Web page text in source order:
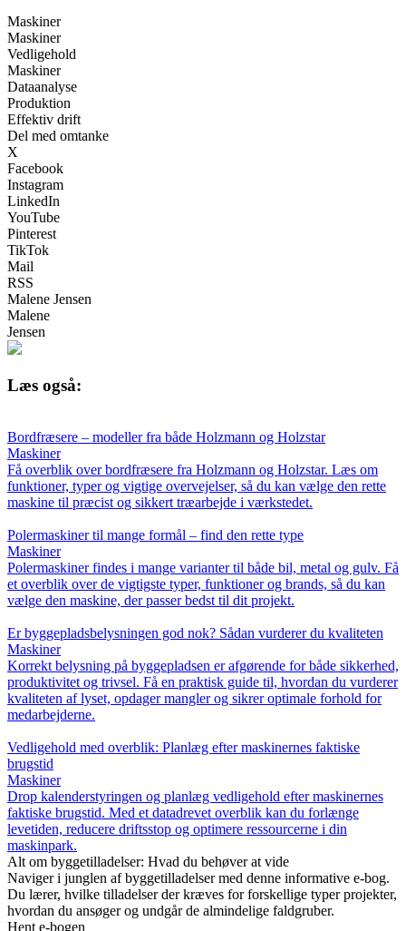
Maskiner
Maskiner
Vedligehold
Maskiner
Dataanalyse
Produktion
Effektiv drift
Del med omtanke
X
Facebook
Instagram
LinkedIn
YouTube
Pinterest
TikTok
Mail
RSS
Malene Jensen
Malene
Jensen
Læs også:
Bordfræsere – modeller fra både Holzmann og Holzstar
Maskiner
Få overblik over bordfræsere fra Holzmann og Holzstar. Læs om
funktioner, typer og vigtige overvejelser, så du kan vælge den rette
maskine til præcist og sikkert træarbejde i værkstedet.
Polermaskiner til mange formål – find den rette type
Maskiner
Polermaskiner findes i mange varianter til både bil, metal og gulv. Få
et overblik over de vigtigste typer, funktioner og brands, så du kan
vælge den maskine, der passer bedst til dit projekt.
Er byggepladsbelysningen god nok? Sådan vurderer du kvaliteten
Maskiner
Korrekt belysning på byggepladsen er afgørende for både sikkerhed,
produktivitet og trivsel. Få en praktisk guide til, hvordan du vurderer
kvaliteten af lyset, opdager mangler og sikrer optimale forhold for
medarbejderne.
Vedligehold med overblik: Planlæg efter maskinernes faktiske
brugstid
Maskiner
Drop kalenderstyringen og planlæg vedligehold efter maskinernes
faktiske brugstid. Med et datadrevet overblik kan du forlænge
levetiden, reducere driftsstop og optimere ressourcerne i din
maskinpark.
Alt om byggetilladelser: Hvad du behøver at vide
Naviger i junglen af byggetilladelser med denne informative e-bog.
Du lærer, hvilke tilladelser der kræves for forskellige typer projekter,
hvordan du ansøger og undgår de almindelige faldgruber.
Hent e-bogen